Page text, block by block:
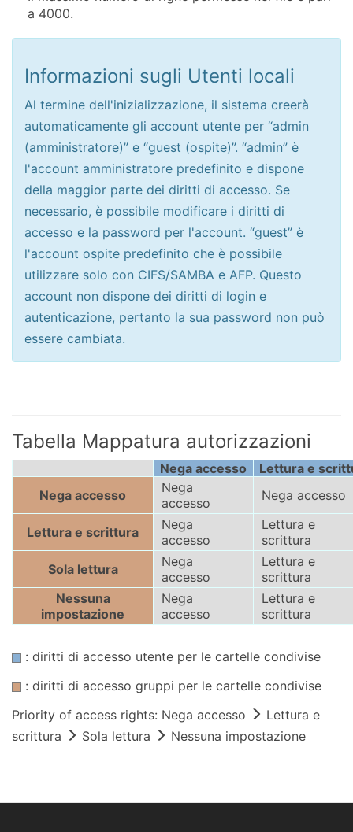
a 4000.
Informazioni sugli Utenti locali
Al termine dell'inizializzazione, il sistema creerà
automaticamente gli account utente per “admin
(amministratore)” e “guest (ospite)”. “admin” è
l'account amministratore predefinito e dispone
della maggior parte dei diritti di accesso. Se
necessario, è possibile modificare i diritti di
accesso e la password per l'account. “guest” è
l'account ospite predefinito che è possibile
utilizzare solo con CIFS/SAMBA e AFP. Questo
account non dispone dei diritti di login e
autenticazione, pertanto la sua password non può
essere cambiata.
Tabella Mappatura autorizzazioni
Nega accesso
Lettura e
Nega accesso
Nega
accesso
Nega accesso
Lettura e scrittura
Nega
accesso
Lettura e
scrittura
Sola lettura
Nega
accesso
Lettura e
scrittura
Nessuna
impostazione
Nega
accesso
Lettura e
scrittura
: diritti di accesso utente per le cartelle condivise
: diritti di accesso gruppi per le cartelle condivise
Priority of access rights: Nega accesso
Lettura e
scrittura
Sola lettura Nessuna impostazione